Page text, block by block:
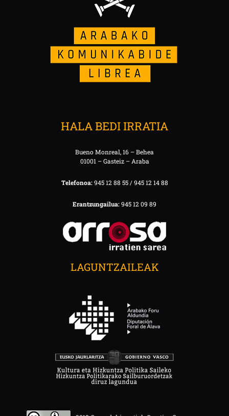
HALA BEDI IRRATIA
Bueno Monreal, 16 – Behea
01001 – Gasteiz – Araba
Telefonoa:945 12 88 55 / 945 12 14 88
Erantzungailua:945 12 09 89
LAGUNTZAILEAK